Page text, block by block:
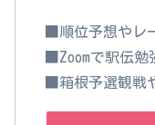
■順位予想やレ
■Zoomで駅伝勉
■箱根予選観戦